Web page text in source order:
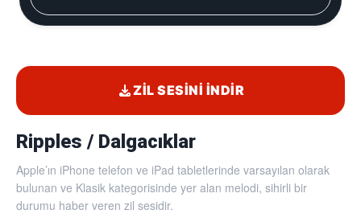
Ripples / Dalgacıklar
Apple’ın iPhone telefon ve iPad tabletlerinde varsayılan olarak
bulunan ve Klasik kategorisinde yer alan melodi, sihirli bir
durumu haber veren zil sesidir.
ZIL SESINI İNDIR